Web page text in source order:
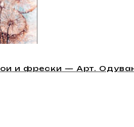
и фрески — Арт.